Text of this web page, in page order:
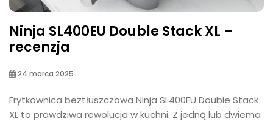
Ninja SL400EU Double Stack XL –
recenzja
24 marca 2025
Frytkownica beztłuszczowa Ninja SL400EU Double Stack
XL to prawdziwa rewolucja w kuchni. Z jedną lub dwiema